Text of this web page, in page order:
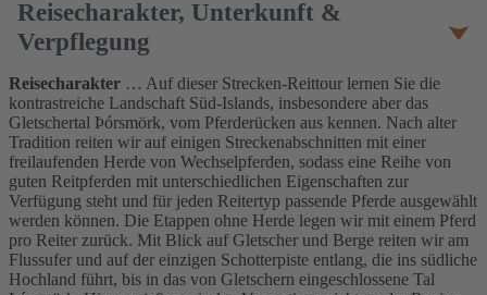
Reisecharakter, Unterkunft &
Verpflegung
Reisecharakter … Auf dieser Strecken-Reittour lernen Sie die
kontrastreiche Landschaft Süd-Islands, insbesondere aber das
Gletschertal Þórsmörk, vom Pferderücken aus kennen. Nach alter
Tradition reiten wir auf einigen Streckenabschnitten mit einer
freilaufenden Herde von Wechselpferden, sodass eine Reihe von
guten Reitpferden mit unterschiedlichen Eigenschaften zur
Verfügung steht und für jeden Reitertyp passende Pferde ausgewählt
werden können. Die Etappen ohne Herde legen wir mit einem Pferd
pro Reiter zurück. Mit Blick auf Gletscher und Berge reiten wir am
Flussufer und auf der einzigen Schotterpiste entlang, die ins südliche
Hochland führt, bis in das von Gletschern eingeschlossene Tal